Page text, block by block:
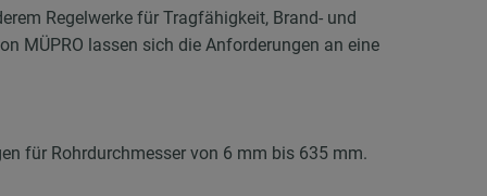
Regelwerke für Tragfähigkeit, Brand- und
MÜPRO lassen sich die Anforderungen an eine
für Rohrdurchmesser von 6 mm bis 635 mm.